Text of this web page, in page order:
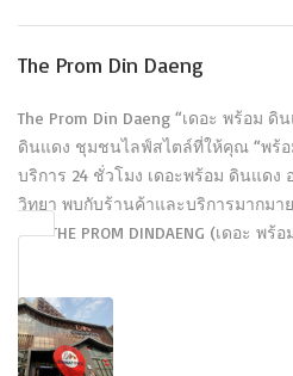
The Prom Din Daeng
The Prom Din Daeng “เดอะ พร้อม
ดินแดง ชุมชนไลฟ์สไตล์ที่ให้คุณ “พร้อ
บริการ 24 ชั่วโมง เดอะพร้อม ดินแดง
วิทยา พบกับร้านค้าและบริการมากม
อยู่ : THE PROM DINDAENG (เดอะ